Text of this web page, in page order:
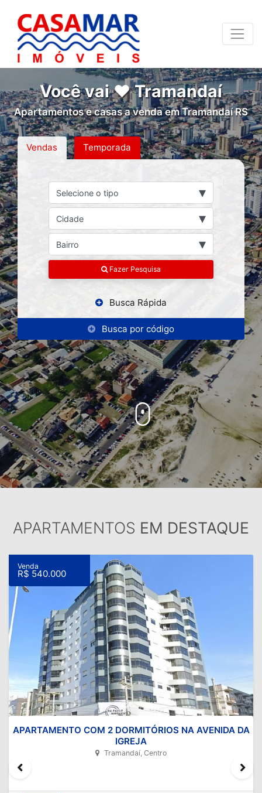
Você vai ❤ Tramandaí
Apartamentos e casas a venda em Tramandaí RS
Vendas Temporada
Selecione o tipo ▾
Cidade ▾
Bairro ▾
Fazer Pesquisa
Busca Rápida
Busca por código
APARTAMENTOS EM DESTAQUE
APARTAMENTO COM 2 DORMITÓRIOS NA AVENIDA DA
IGREJA
Tramandaí, Centro
Venda
R$ 540.000